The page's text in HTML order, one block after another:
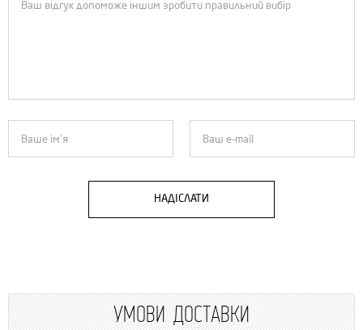
НАДІСЛАТИ
УМОВИ ДОСТАВКИ